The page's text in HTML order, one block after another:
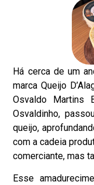
Há cerca de um
marca Queijo
Osvaldo Martins
Osvaldinho,
queijo,
com a cadeia
comerciante, mas
Esse